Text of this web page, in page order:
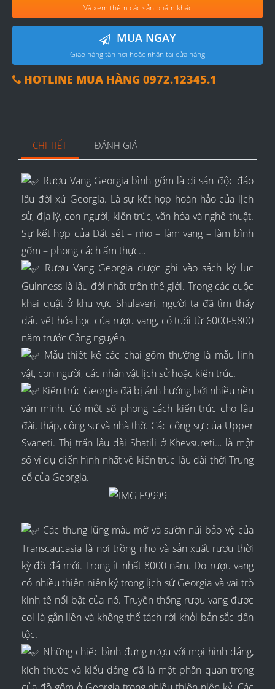
Và xem thêm các sản phẩm khác
MUA NGAY
Giao hàng tận nơi hoặc nhận tại cửa hàng
HOTLINE MUA HÀNG 0972.12345.1
CHI TIẾT ĐÁNH GIÁ
Rượu Vang Georgia bình gốm là di sản độc đáo
lâu đời xứ Georgia. Là sự kết hợp hoàn hảo của lịch
sử, địa lý, con người, kiến trúc, văn hóa và nghệ thuật.
Sự kết hợp của Đất sét – nho – làm vang – làm bình
gốm – phong cách ẩm thực…
Rượu Vang Georgia được ghi vào sách kỷ lục
Guinness là lâu đời nhất trên thế giới. Trong các cuộc
khai quật ở khu vực Shulaveri, người ta đã tìm thấy
dấu vết hóa học của rượu vang, có tuổi từ 6000-5800
năm trước Công nguyên.
Mẫu thiết kế các chai gốm thường là mẫu linh
vật, con người, các nhân vật lịch sử hoặc kiến trúc.
Kiến trúc Georgia đã bị ảnh hưởng bởi nhiều nền
văn minh. Có một số phong cách kiến trúc cho lâu
đài, tháp, công sự và nhà thờ. Các công sự của Upper
Svaneti. Thị trấn lâu đài Shatili ở Khevsureti… là một
số ví dụ điển hình nhất về kiến trúc lâu đài thời Trung
cổ của Georgia.
Các thung lũng màu mỡ và sườn núi bảo vệ của
Transcaucasia là nơi trồng nho và sản xuất rượu thời
kỳ đồ đá mới. Trong ít nhất 8000 năm. Do rượu vang
có nhiều thiên niên kỷ trong lịch sử Georgia và vai trò
kinh tế nổi bật của nó. Truyền thống rượu vang được
coi là gắn liền và không thể tách rời khỏi bản sắc dân
tộc.
Những chiếc bình đựng rượu với mọi hình dáng,
kích thước và kiểu dáng đã là một phần quan trọng